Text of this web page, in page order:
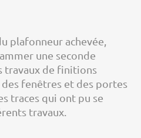
plafonneur achevée,
une seconde
travaux de finitions
fenêtres et des portes
traces qui ont pu se
travaux.